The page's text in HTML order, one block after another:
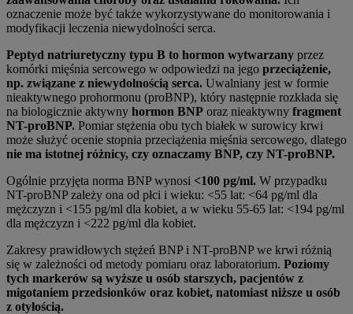
oznaczenie może być także wykorzystywane do monitorowania i
modyfikacji leczenia niewydolności serca.
Peptyd natriuretyczny typu B to hormon wytwarzany przez
komórki mięśnia sercowego w odpowiedzi na jego przeciążenie,
np. związane z niewydolnością serca. Uwalniany jest w formie
nieaktywnego prohormonu (proBNP), który następnie rozkłada się
na biologicznie aktywny hormon BNP oraz nieaktywny fragment
NT-proBNP. Pomiar stężenia obu tych białek w surowicy krwi
może służyć ocenie stopnia przeciążenia mięśnia sercowego, dlatego
nie ma istotnej różnicy, czy oznaczamy BNP, czy NT-proBNP.
Ogólnie przyjęta norma BNP wynosi <100 pg/ml. W przypadku
NT-proBNP zależy ona od płci i wieku: <55 lat: <64 pg/ml dla
mężczyzn i <155 pg/ml dla kobiet, a w wieku 55-65 lat: <194 pg/ml
dla mężczyzn i <222 pg/ml dla kobiet.
Zakresy prawidłowych stężeń BNP i NT-proBNP we krwi różnią
się w zależności od metody pomiaru oraz laboratorium. Poziomy
tych markerów są wyższe u osób starszych, pacjentów z
migotaniem przedsionków oraz kobiet, natomiast niższe u osób
z otyłością.